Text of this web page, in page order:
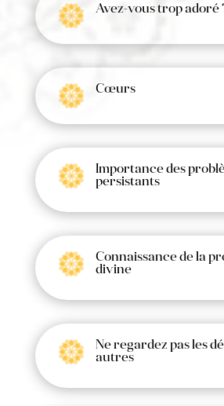
Avez-vous trop adoré
Cœurs
Importance des
persistants
Connaissance de la
divine
Ne regardez pas les
autres